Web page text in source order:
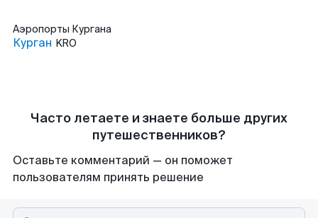
Аэропорты Кургана
Курган KRO
Часто летаете и знаете больше других
путешественников?
Оставьте комментарий — он поможет
пользователям принять решение